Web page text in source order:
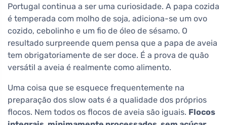
Portugal continua a ser uma curiosidade. A papa cozida
é temperada com molho de soja, adiciona-se um ovo
cozido, cebolinho e um fio de óleo de sésamo. O
resultado surpreende quem pensa que a papa de aveia
tem obrigatoriamente de ser doce. É a prova de quão
versátil a aveia é realmente como alimento.
Uma coisa que se esquece frequentemente na
preparação dos slow oats é a qualidade dos próprios
flocos. Nem todos os flocos de aveia são iguais. Flocos